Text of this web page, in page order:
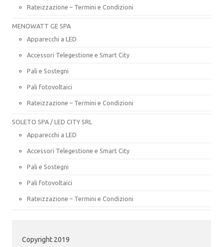
Rateizzazione – Termini e Condizioni
MENOWATT GE SPA
Apparecchi a LED
Accessori Telegestione e Smart City
Pali e Sostegni
Pali fotovoltaici
Rateizzazione – Termini e Condizioni
SOLETO SPA / LED CITY SRL
Apparecchi a LED
Accessori Telegestione e Smart City
Pali e Sostegni
Pali fotovoltaici
Rateizzazione – Termini e Condizioni
Copyright 2019